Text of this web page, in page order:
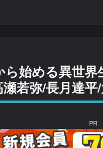
ら始める異世
若弥/長月達平
PR